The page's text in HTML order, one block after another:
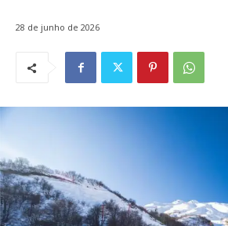
28 de junho de 2026